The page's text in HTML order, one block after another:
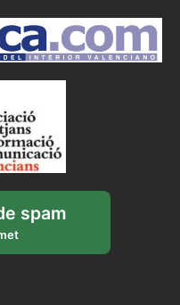
spam